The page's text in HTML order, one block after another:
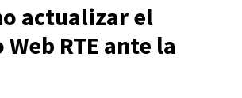
actualizar el
RTE ante la